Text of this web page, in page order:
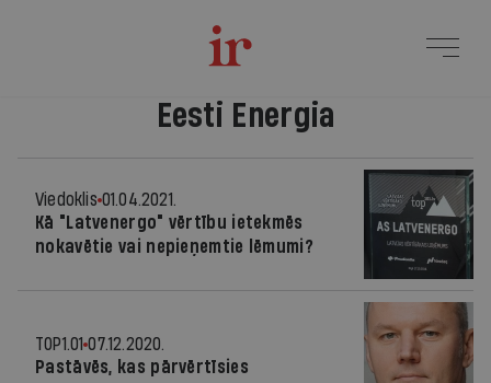
Eesti Energia
Viedoklis 01.04.2021.
Kā "Latvenergo" vērtību ietekmēs
nokavētie vai nepieņemtie lēmumi?
TOP1.01 07.12.2020.
Pastāvēs, kas pārvērtīsies